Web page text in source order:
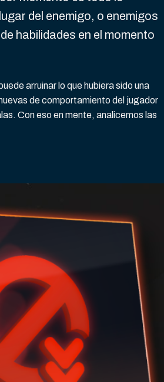
del enemigo, o enemigos
habilidades en el momento
arruinar lo que hubiera sido una
de comportamiento del jugador
Con eso en mente, analicemos las